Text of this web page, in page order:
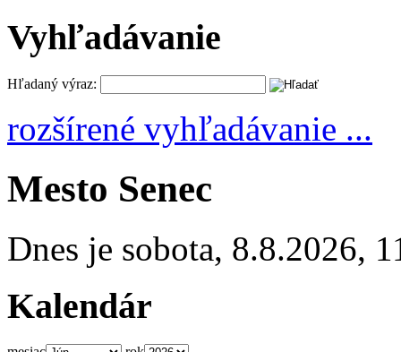
Vyhľadávanie
Hľadaný výraz:
rozšírené vyhľadávanie ...
Mesto Senec
Dnes je sobota, 8.8.2026,
Kalendár